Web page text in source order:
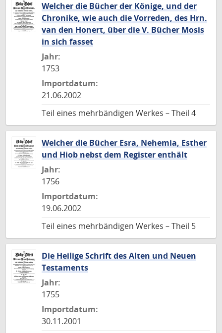
Welcher die Bücher der Könige, und der
Chronike, wie auch die Vorreden, des Hrn.
van den Honert, über die V. Bücher Mosis
in sich fasset
Jahr:
1753
Importdatum:
21.06.2002
Teil eines mehrbändigen Werkes – Theil 4
Welcher die Bücher Esra, Nehemia, Esther
und Hiob nebst dem Register enthält
Jahr:
1756
Importdatum:
19.06.2002
Teil eines mehrbändigen Werkes – Theil 5
Die Heilige Schrift des Alten und Neuen
Testaments
Jahr:
1755
Importdatum:
30.11.2001